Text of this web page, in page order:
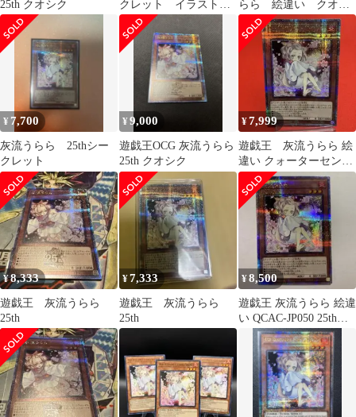
25th クオシク
クレット イラスト違
い
らら 絵違い クオシ
ク 25th 英語版 EU
版 RA0
¥ 7,700
灰流うらら 25thシー
クレット
¥9,000
遊戯王OCG 灰流うらら
25th クオシク
¥7,999
遊戯王 灰流うらら 絵
違い クォーターセンチ
ュリーシークレットレ
ア ②
¥8,333
遊戯王 灰流うらら
25th
¥7,333
遊戯王 灰流うらら
25th
¥8,500
遊戯王 灰流うらら 絵違
い QCAC-JP050 25thシ
ークレット ②